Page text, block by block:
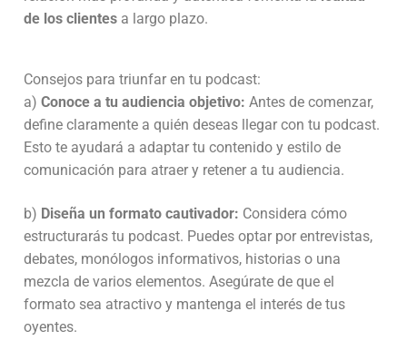
de los clientes a largo plazo.
Consejos para triunfar en tu podcast:
a) Conoce a tu audiencia objetivo: Antes de comenzar,
define claramente a quién deseas llegar con tu podcast.
Esto te ayudará a adaptar tu contenido y estilo de
comunicación para atraer y retener a tu audiencia.
b) Diseña un formato cautivador: Considera cómo
estructurarás tu podcast. Puedes optar por entrevistas,
debates, monólogos informativos, historias o una
mezcla de varios elementos. Asegúrate de que el
formato sea atractivo y mantenga el interés de tus
oyentes.